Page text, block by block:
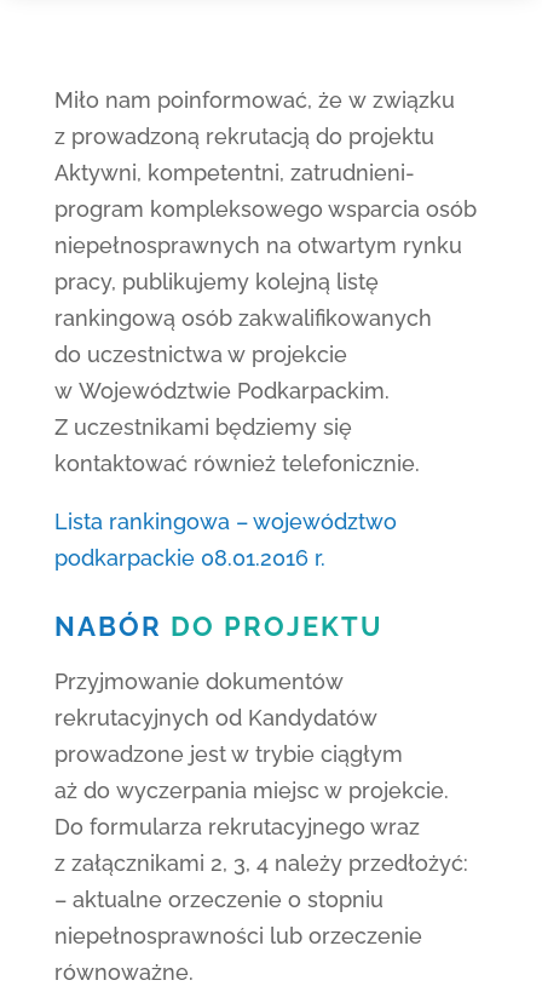
Miło nam poinformować, że w związku
z prowadzoną rekrutacją do projektu
Aktywni, kompetentni, zatrudnieni-
program kompleksowego wsparcia osób
niepełnosprawnych na otwartym rynku
pracy, publikujemy kolejną listę
rankingową osób zakwalifikowanych
do uczestnictwa w projekcie
w Województwie Podkarpackim.
Z uczestnikami będziemy się
kontaktować również telefonicznie.
Lista rankingowa – województwo
podkarpackie 08.01.2016 r.
NABÓR DO PROJEKTU
Przyjmowanie dokumentów
rekrutacyjnych od Kandydatów
prowadzone jest w trybie ciągłym
aż do wyczerpania miejsc w projekcie.
Do formularza rekrutacyjnego wraz
z załącznikami 2, 3, 4 należy przedłożyć:
– aktualne orzeczenie o stopniu
niepełnosprawności lub orzeczenie
równoważne.